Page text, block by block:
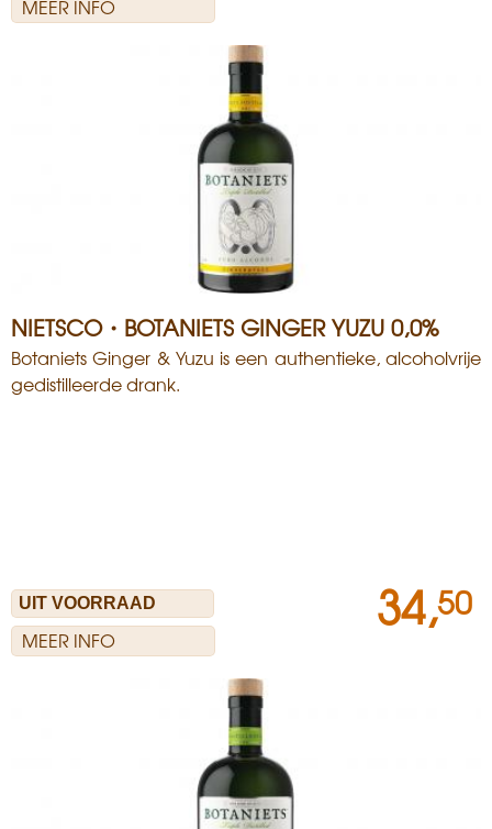
MEER INFO
NIETSCO・BOTANIETS GINGER YUZU 0,0%
Botaniets Ginger & Yuzu is een authentieke, alcoholvrije
gedistilleerde drank.
MEER INFO
34,50